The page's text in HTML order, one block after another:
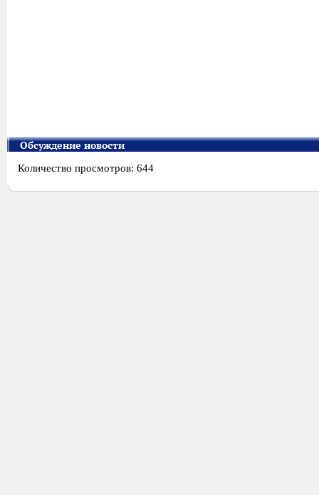
Обсуждение новости
Количество просмотров: 644